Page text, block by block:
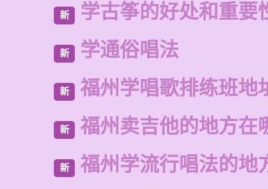
新 学古筝的好处和重要
新 学通俗唱法
新 福州学唱歌排练班地
新 福州卖吉他的地方在
新 福州学流行唱法的地